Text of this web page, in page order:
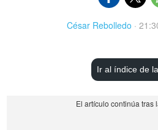
César Rebolledo ·
Ir al índice de